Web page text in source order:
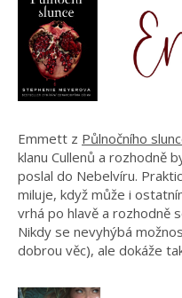
Emmett z Půlnočního
klanu Cullenů a rozhodně
poslal do Nebelvíru.
miluje, když může i
vrhá po hlavě a rozhodně
Nikdy se nevyhýbá
dobrou věc), ale dokáže